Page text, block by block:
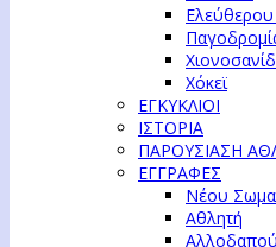
Ελεύθερου
Χόκεϊ
ΕΓΚΥΚΛΙΟΙ
ΙΣΤΟΡΙΑ
ΠΑΡΟΥΣΙΑΣΗ
ΕΓΓΡΑΦΕΣ
Νέου
Αθλητή